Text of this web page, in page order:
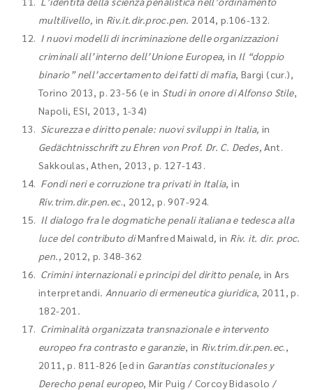
multilivello, in Riv.it.dir.proc.pen. 2014, p.106-132.
I nuovi modelli di incriminazione delle organizzazioni
criminali all’interno dell’Unione Europea,in Il “doppio
binario” nell’accertamento dei fatti di mafia, Bargi (cur.),
Torino 2013, p. 23-56 (e in Studi in onore di Alfonso Stile,
Napoli, ESI, 2013, 1-34)
Sicurezza e diritto penale: nuovi sviluppi in Italia,in
Gedächtnisschrift zu Ehren von Prof. Dr. C. Dedes,Ant.
Sakkoulas, Athen, 2013, p. 127-143.
Fondi neri e corruzione tra privati in Italia, in
Riv.trim.dir.pen.ec., 2012, p. 907-924.
Il dialogo fra le dogmatiche penali italiana e tedesca alla
luce del contributo diManfred Maiwald, in Riv. it. dir. proc.
pen., 2012, p. 348-362
Crimini internazionali e principi del diritto penale, in Ars
interpretandi. Annuario di ermeneutica giuridica, 2011, p.
182-201 .
Criminalità organizzata transnazionale e intervento
europeo fra contrasto e garanzie, in Riv.trim.dir.pen.ec.,
2011, p. 811-826 [ed in Garantías constitucionales y
Derecho penal europeo, Mir Puig / Corcoy Bidasolo /